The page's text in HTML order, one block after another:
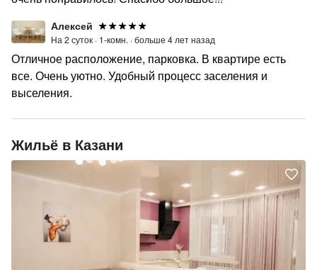
Алексей
На 2 суток · 1-комн. ·больше 4 лет назад
Отличное расположение, парковка. В квартире есть
все. Очень уютно. Удобный процесс заселения и
выселения.
Жильё в Казани